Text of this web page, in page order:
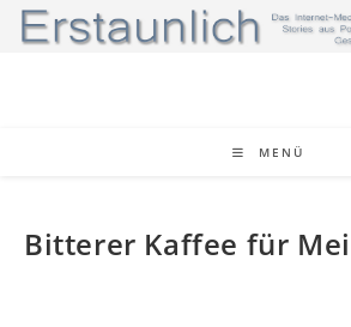
Zum
Inhalt
MENÜ
Bitterer Kaffee für